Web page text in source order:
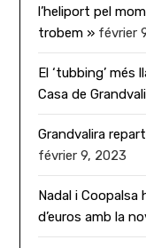
l’heliport pel
trobem » février
El ‘tubbing’ més
Casa de
Grandvalira
février 9, 2023
Nadal i Coopalsa
d’euros amb la